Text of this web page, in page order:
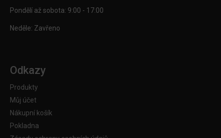
Pondělí až sobota: 9:00 - 17:00
Neděle: Zavřeno
Odkazy
Produkty
Můj účet
Nákupní košík
Pokladna